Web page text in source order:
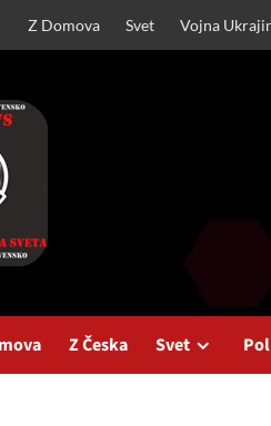
Z Domova Svet Vojna
Z Česka Svet